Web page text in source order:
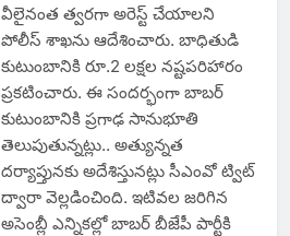
వీలైనంత త్వరగా అరెస్ట్ చేయాలని
పోలీస్ శాఖను ఆదేశించారు. బాధితుడి
కుటుంబానికి రూ.2 లక్షల నష్టపరిహారం
ప్రకటించారు. ఈ సందర్భంగా బాబర్
కుటుంబానికి ప్రగాఢ సానుభూతి
తెలుపుతున్నట్లు.. అత్యున్నత
దర్యాప్తునకు అదేశిస్తునట్లు సీఎంవో ట్విట్
ద్వారా వెల్లడించింది. ఇటివల జరిగిన
అసెంబ్లీ ఎన్నికల్లో బాబర్ బీజేపీ పార్టీకి